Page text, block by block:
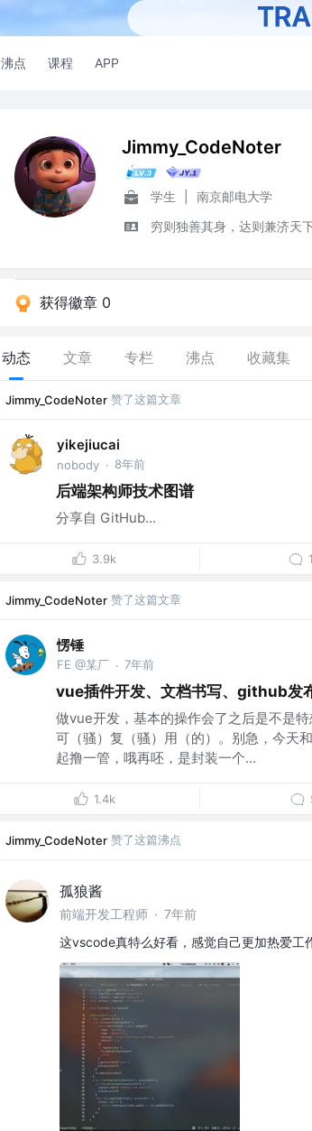
沸点 课程 APP
Jimmy_CodeNoter
学生
南京邮电大学
穷则独善其身，达则兼济天
获得徽章 0
动态 文章 专栏 沸点 收藏集
Jimmy_CodeNoter 赞了这篇文章
yikejiucai
nobody · 8年前
后端架构师技术图谱
分享自 GitHub...
3.9k
Jimmy_CodeNoter 赞了这篇文章
愣锤
FE @某厂 · 7年前
vue插件开发、文档书写、github发
做vue开发，基本的操作会了之后是不是
可（骚）复（骚）用（的）。别急，今天
起撸一管，哦再呸，是封装一个...
1.4k
Jimmy_CodeNoter 赞了这篇沸点
孤狼酱
前端开发工程师 · 7年前
这vscode真特么好看，感觉自己更加热爱工